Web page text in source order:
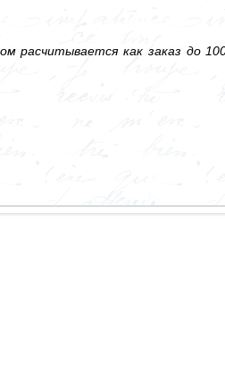
расчитывается как заказ до